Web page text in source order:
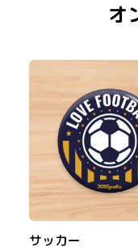
オ
サッカー